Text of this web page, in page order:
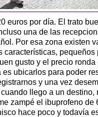
euros por día. El trato
una de las
Por esa zona existen
características, pequeños
gusto y el precio ronda
ubicarlos para poder
y una vez
llego a un destino,
zampé el ibuprofeno de
hace poco y todavía